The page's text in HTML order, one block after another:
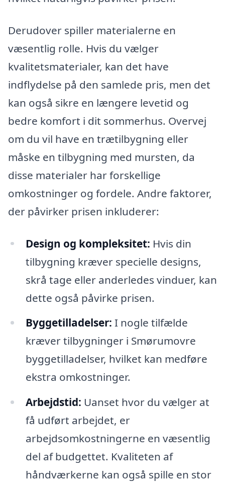
Derudover spiller materialerne en
væsentlig rolle. Hvis du vælger
kvalitetsmaterialer, kan det have
indflydelse på den samlede pris, men det
kan også sikre en længere levetid og
bedre komfort i dit sommerhus. Overvej
om du vil have en trætilbygning eller
måske en tilbygning med mursten, da
disse materialer har forskellige
omkostninger og fordele. Andre faktorer,
der påvirker prisen inkluderer:
Design og kompleksitet: Hvis din
tilbygning kræver specielle designs,
skrå tage eller anderledes vinduer, kan
dette også påvirke prisen.
Byggetilladelser: I nogle tilfælde
kræver tilbygninger i Smørumovre
byggetilladelser, hvilket kan medføre
ekstra omkostninger.
Arbejdstid: Uanset hvor du vælger at
få udført arbejdet, er
arbejdsomkostningerne en væsentlig
del af budgettet. Kvaliteten af
håndværkerne kan også spille en stor